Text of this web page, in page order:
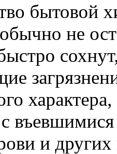
бытовой
не
и